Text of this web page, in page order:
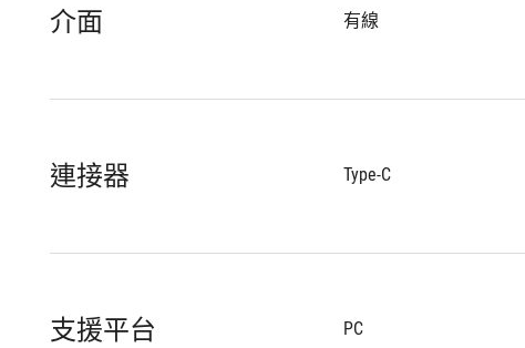
介面 有線
連接器 Type-C
支援平台
PC